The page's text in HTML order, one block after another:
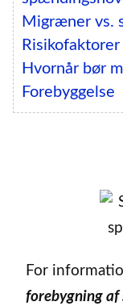
Migræner vs.
Risikofaktorer
Hvornår bør
Forebyggelse
For
forebygning